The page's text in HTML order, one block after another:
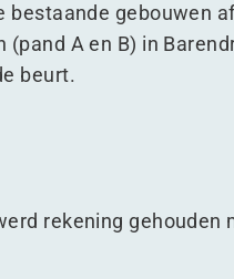
bestaande gebouwen
A en B) in
beurt.
rekening